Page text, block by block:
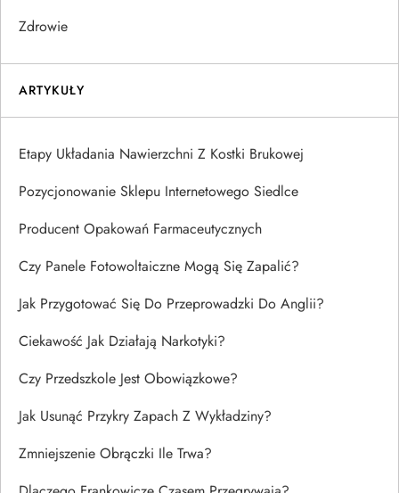
Zdrowie
ARTYKUŁY
Etapy Układania Nawierzchni Z Kostki Brukowej
Pozycjonowanie Sklepu Internetowego Siedlce
Producent Opakowań Farmaceutycznych
Czy Panele Fotowoltaiczne Mogą Się Zapalić?
Jak Przygotować Się Do Przeprowadzki Do Anglii?
Ciekawość Jak Działają Narkotyki?
Czy Przedszkole Jest Obowiązkowe?
Jak Usunąć Przykry Zapach Z Wykładziny?
Zmniejszenie Obrączki Ile Trwa?